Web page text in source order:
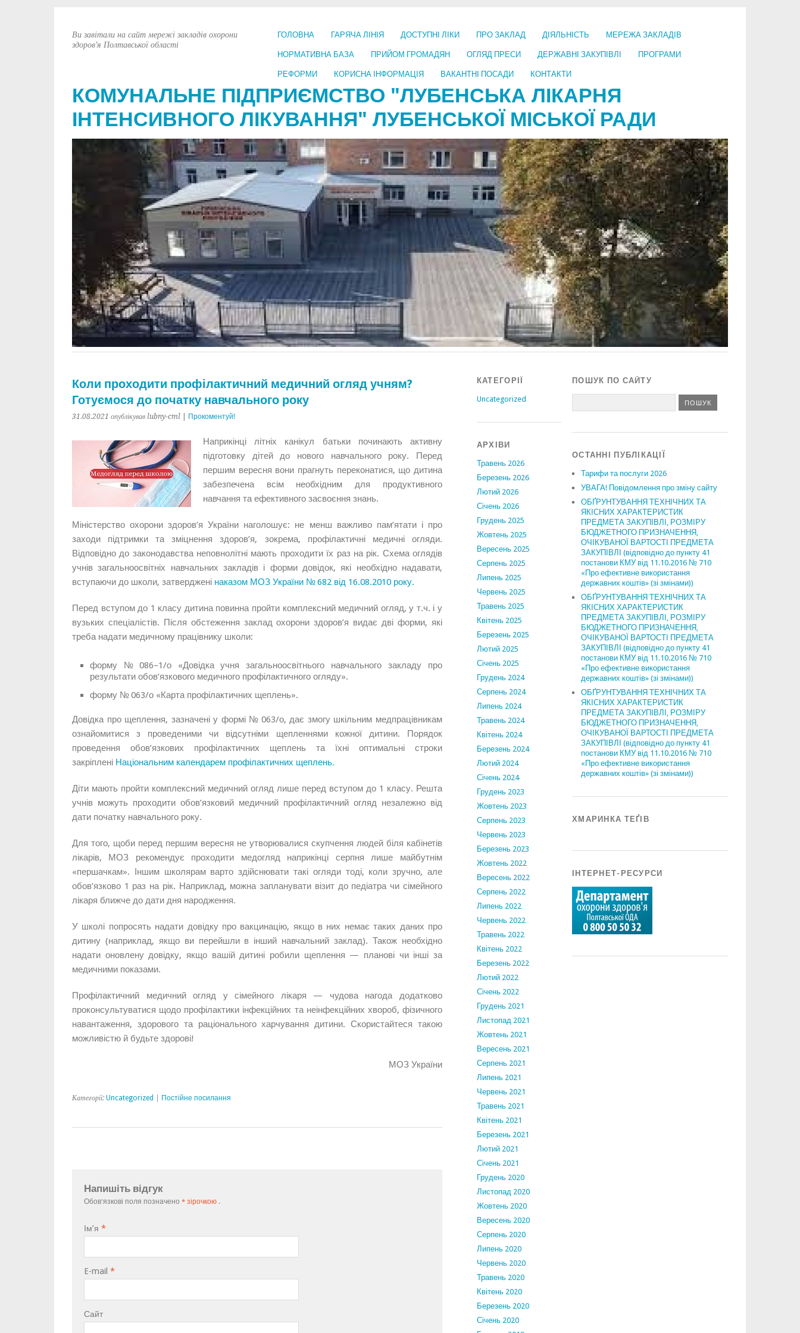
ГОЛОВНА ГАРЯЧА ЛІНІЯ ДОСТУПНІ ЛІКИ ПРО ЗАКЛАД ДІЯЛЬНІСТЬ МЕРЕЖА ЗАКЛАДІВ
НОРМАТИВНА БАЗА ПРИЙОМ ГРОМАДЯН ОГЛЯД ПРЕСИ ДЕРЖАВНІ ЗАКУПІВЛІ ПРОГРАМИ
РЕФОРМИ КОРИСНА ІНФОРМАЦІЯ ВАКАНТНІ ПОСАДИ КОНТАКТИ
КОМУНАЛЬНЕ ПІДПРИЄМСТВО "ЛУБЕНСЬКА ЛІКАРНЯ
ІНТЕНСИВНОГО ЛІКУВАННЯ" ЛУБЕНСЬКОЇ МІСЬКОЇ РАДИ
Ви завітали на сайт мережі закладів охорони
здоров'я Полтавської області
Коли проходити профілактичний медичний огляд учням?
Готуємося до початку навчального року
31.08.2021 опублікував lubny-cml Прокоментуй!
Наприкінці літніх канікул батьки починають активну
підготовку дітей до нового навчального року. Перед
першим вересня вони прагнуть переконатися, що дитина
забезпечена всім необхідним для продуктивного
навчання та ефективного засвоєння знань.
Міністерство охорони здоров’я України наголошує: не менш важливо пам’ятати і про
заходи підтримки та зміцнення здоров’я, зокрема, профілактичні медичні огляди.
Відповідно до законодавства неповнолітні мають проходити їх раз на рік. Схема оглядів
учнів загальноосвітніх навчальних закладів і форми довідок, які необхідно надавати,
вступаючи до школи, затверджені наказом МОЗ України № 682 від 16.08.2010 року.
Перед вступом до 1 класу дитина повинна пройти комплексний медичний огляд, у т.ч. і у
вузьких спеціалістів. Після обстеження заклад охорони здоров’я видає дві форми, які
треба надати медичному працівнику школи:
форму № 086–1/о «Довідка учня загальноосвітнього навчального закладу про
результати обов’язкового медичного профілактичного огляду».
форму № 063/о «Карта профілактичних щеплень».
Довідка про щеплення, зазначені у формі № 063/о, дає змогу шкільним медпрацівникам
ознайомитися з проведеними чи відсутніми щепленнями кожної дитини. Порядок
проведення обов’язкових профілактичних щеплень та їхні оптимальні строки
закріплені Національним календарем профілактичних щеплень.
Діти мають пройти комплексний медичний огляд лише перед вступом до 1 класу. Решта
учнів можуть проходити обов’язковий медичний профілактичний огляд незалежно від
дати початку навчального року.
Для того, щоби перед першим вересня не утворювалися скупчення людей біля кабінетів
лікарів, МОЗ рекомендує проходити медогляд наприкінці серпня лише майбутнім
«першачкам». Іншим школярам варто здійснювати такі огляди тоді, коли зручно, але
обов’язково 1 раз на рік. Наприклад, можна запланувати візит до педіатра чи сімейного
лікаря ближче до дати дня народження.
У школі попросять надати довідку про вакцинацію, якщо в них немає таких даних про
дитину (наприклад, якщо ви перейшли в інший навчальний заклад). Також необхідно
надати оновлену довідку, якщо вашій дитині робили щеплення — планові чи інші за
медичними показами.
Профілактичний медичний огляд у сімейного лікаря — чудова нагода додатково
проконсультуватися щодо профілактики інфекційних та неінфекційних хвороб, фізичного
навантаження, здорового та раціонального харчування дитини. Скористайтеся такою
можливістю й будьте здорові!
МОЗ України
Категорії: Uncategorized Постійне посилання
Напишіть відгук
Обов'язкові поля позначено * зірочкою .
Ім’я *
E-mail *
Сайт
КАТЕГОРІЇ
Uncategorized
АРХІВИ
Травень 2026
Березень 2026
Лютий 2026
Січень 2026
Грудень 2025
Жовтень 2025
Вересень 2025
Серпень 2025
Липень 2025
Червень 2025
Травень 2025
Квітень 2025
Березень 2025
Лютий 2025
Січень 2025
Грудень 2024
Серпень 2024
Липень 2024
Травень 2024
Квітень 2024
Березень 2024
Лютий 2024
Січень 2024
Грудень 2023
Жовтень 2023
Серпень 2023
Червень 2023
Березень 2023
Жовтень 2022
Вересень 2022
Серпень 2022
Липень 2022
Червень 2022
Травень 2022
Квітень 2022
Березень 2022
Лютий 2022
Січень 2022
Грудень 2021
Листопад 2021
Жовтень 2021
Вересень 2021
Серпень 2021
Липень 2021
Червень 2021
Травень 2021
Квітень 2021
Березень 2021
Лютий 2021
Січень 2021
Грудень 2020
Листопад 2020
Жовтень 2020
Вересень 2020
Серпень 2020
Липень 2020
Червень 2020
Травень 2020
Квітень 2020
Березень 2020
Січень 2020
ПОШУК ПО САЙТУ
ОСТАННІ ПУБЛІКАЦІЇ
Тарифи та послуги 2026
УВАГА! Повідомлення про зміну сайту
ОБҐРУНТУВАННЯ ТЕХНІЧНИХ ТА
ЯКІСНИХ ХАРАКТЕРИСТИК
ПРЕДМЕТА ЗАКУПІВЛІ, РОЗМІРУ
БЮДЖЕТНОГО ПРИЗНАЧЕННЯ,
ОЧІКУВАНОЇ ВАРТОСТІ ПРЕДМЕТА
ЗАКУПІВЛІ (відповідно до пункту 41
постанови КМУ від 11.10.2016 № 710
«Про ефективне використання
державних коштів» (зі змінами))
ОБҐРУНТУВАННЯ ТЕХНІЧНИХ ТА
ЯКІСНИХ ХАРАКТЕРИСТИК
ПРЕДМЕТА ЗАКУПІВЛІ, РОЗМІРУ
БЮДЖЕТНОГО ПРИЗНАЧЕННЯ,
ОЧІКУВАНОЇ ВАРТОСТІ ПРЕДМЕТА
ЗАКУПІВЛІ (відповідно до пункту 41
постанови КМУ від 11.10.2016 № 710
«Про ефективне використання
державних коштів» (зі змінами))
ОБҐРУНТУВАННЯ ТЕХНІЧНИХ ТА
ЯКІСНИХ ХАРАКТЕРИСТИК
ПРЕДМЕТА ЗАКУПІВЛІ, РОЗМІРУ
БЮДЖЕТНОГО ПРИЗНАЧЕННЯ,
ОЧІКУВАНОЇ ВАРТОСТІ ПРЕДМЕТА
ЗАКУПІВЛІ (відповідно до пункту 41
постанови КМУ від 11.10.2016 № 710
«Про ефективне використання
державних коштів» (зі змінами))
ХМАРИНКА ТЕҐІВ
ІНТЕРНЕТ-РЕСУРСИ